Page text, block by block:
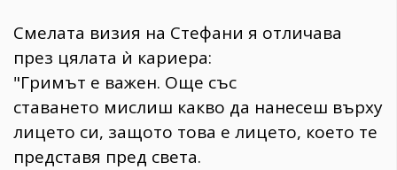
Смелата визия на Стефани я отличава
през цялата ѝ кариера:
"Гримът е важен. Още със
ставането мислиш какво да нанесеш върху
лицето си, защото това е лицето, което те
представя пред света.